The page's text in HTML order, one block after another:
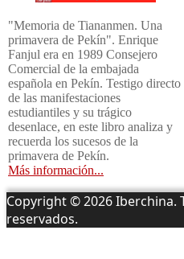
"Memoria de Tiananmen. Una
primavera de Pekín". Enrique
Fanjul era en 1989 Consejero
Comercial de la embajada
española en Pekín. Testigo directo
de las manifestaciones
estudiantiles y su trágico
desenlace, en este libro analiza y
recuerda los sucesos de la
primavera de Pekín.
Más información...
Copyright © 2026 Iberchina.
reservados.